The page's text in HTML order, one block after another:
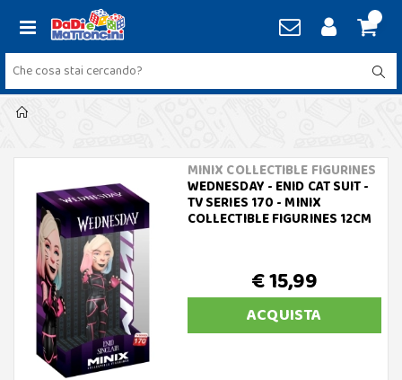
MINIX COLLECTIBLE FIGURINES
WEDNESDAY - ENID CAT SUIT -
TV SERIES 170 - MINIX
COLLECTIBLE FIGURINES 12CM
€ 15,99
ACQUISTA